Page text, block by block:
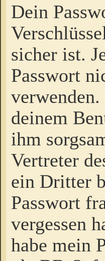
Dein
sicher ist.
Passwort
deinem
ihm
Vertreter
ein Dritter
Passwort
vergessen
habe mein